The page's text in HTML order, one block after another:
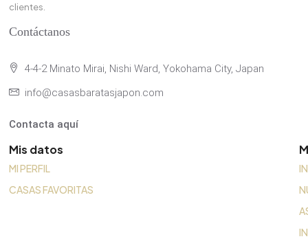
clientes.
Contáctanos
4-4-2 Minato Mirai, Nishi Ward, Yokohama City, Japan
info@casasbaratasjapon.com
Contacta aquí
Mis datos
MI PERFIL
CASAS FAVORITAS